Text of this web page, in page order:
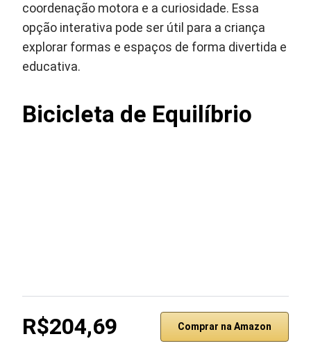
coordenação motora e a curiosidade. Essa
opção interativa pode ser útil para a criança
explorar formas e espaços de forma divertida e
educativa.
Bicicleta de Equilíbrio
R$204,69 Comprar na Amazon